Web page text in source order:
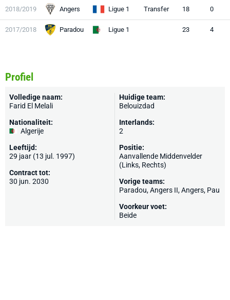
2018/2019 Angers Ligue 1 Transfer 18 0
2017/2018 Paradou Ligue 1 23 4
Profiel
Volledige naam:
Farid El Melali
Nationaliteit:
Algerije
Leeftijd:
29 jaar (13 jul. 1997)
Contract tot:
30 jun. 2030
Huidige team:
Belouizdad
Interlands:
2
Positie:
Aanvallende Middenvelder
(Links, Rechts)
Vorige teams:
Paradou, Angers II,Angers, Pau
Voorkeur voet:
Beide